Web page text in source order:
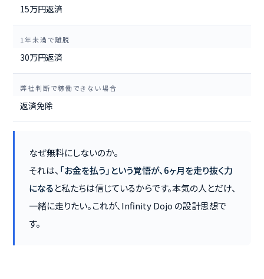
15万円返済
1年未満で離脱
30万円返済
弊社判断で稼働できない場合
返済免除
なぜ無料にしないのか。
それは、 「お金を払う」という覚悟が、6ヶ月を走り抜く力
になると私たちは信じているからです。本気の人とだけ、
一緒に走りたい。これが、Infinity Dojo の設計思想で
す。